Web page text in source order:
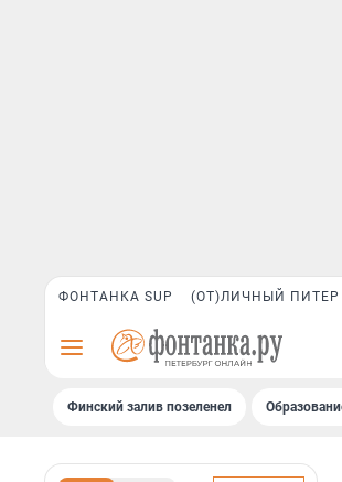
ФОНТАНКА SUP (ОТ)ЛИЧНЫЙ ПИТЕР
Финский залив позеленел